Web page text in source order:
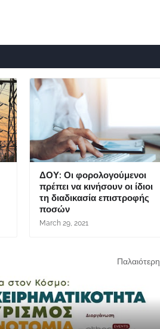
ΔΟΥ: Οι φορολογούμενοι
πρέπει να κινήσουν οι ίδιοι
τη διαδικασία επιστροφής
ποσών
March 29, 2021
Παλαιότερη